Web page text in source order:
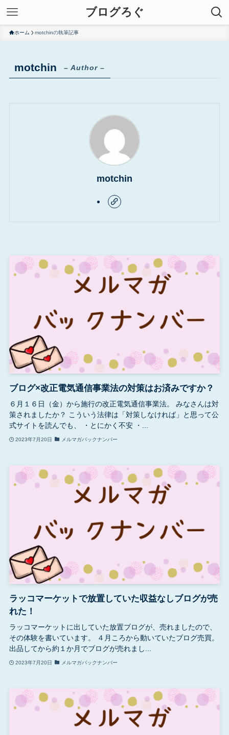
ブログろぐ
ホーム motchinの執筆記事
motchin – Author –
motchin
ブログ×改正電気通信事業法の対策はお済みですか？
６月１６日（金）から施行の改正電気通信事業法。 みなさんは対
策されましたか？ こういう法律は「対策しなければ」と思って公
式サイトを読んでも、 ・とにかく不安 ・...
2023年7月20日 メルマガバックナンバー
ラッコマーケットで放置していた収益なしブログが売
れた！
ラッコマーケットに出していた放置ブログが、売れましたので、
その体験を書いています。 ４月ころから動いていたブログ売買。
出品してから約１か月でブログが売れまし...
2023年7月20日 メルマガバックナンバー